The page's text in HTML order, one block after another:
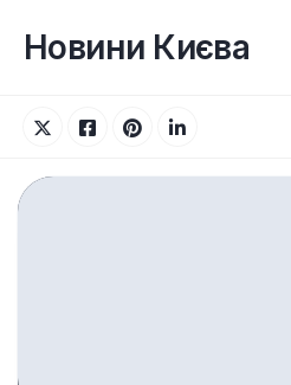
вмістуНовини Києва